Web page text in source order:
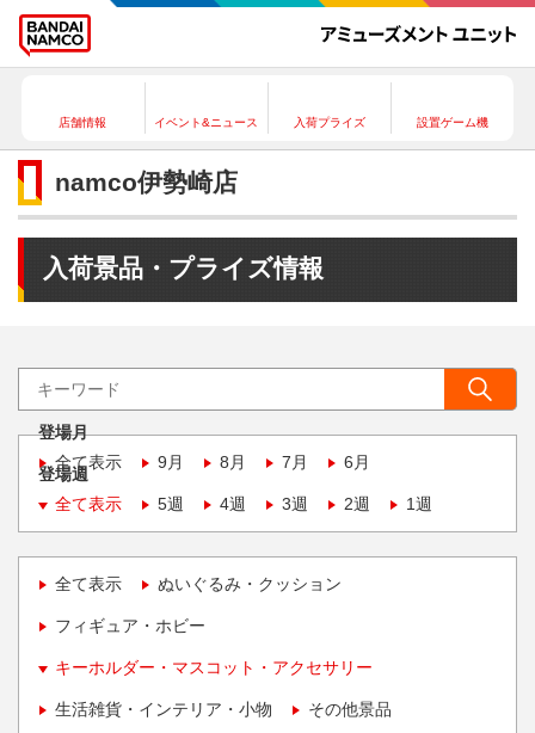
店舗情報 イベント&ニュース 入荷プライズ 設置ゲーム機
namco伊勢崎店
入荷景品・プライズ情報
登場月
全て表示
9月 8月 7月 6月
登場週
全て表示
5週 4週 3週 2週 1週
全て表示 ぬいぐるみ・クッション
フィギュア・ホビー
キーホルダー・マスコット・アクセサリー
生活雑貨・インテリア・小物 その他景品